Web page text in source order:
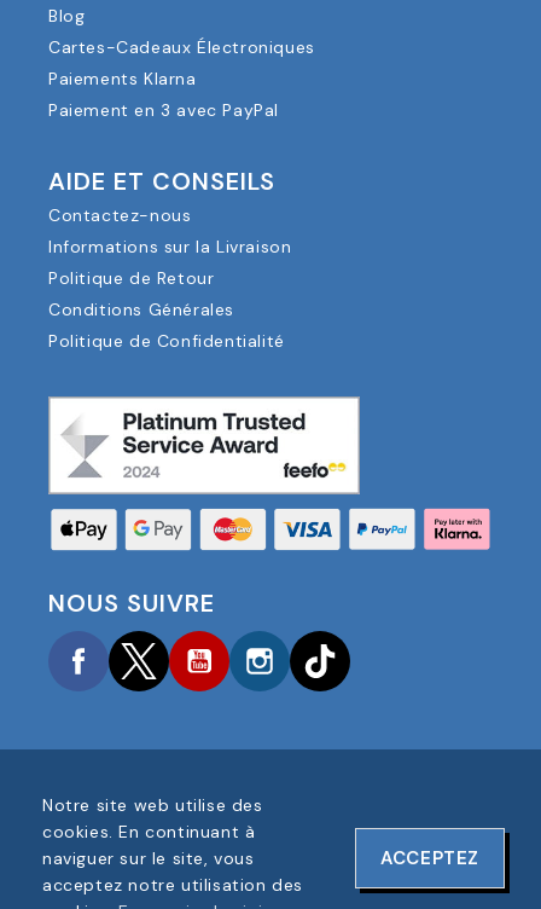
Blog
Cartes-Cadeaux Électroniques
Paiements Klarna
Paiement en 3 avec PayPal
AIDE ET CONSEILS
Contactez-nous
Informations sur la Livraison
Politique de Retour
Conditions Générales
Politique de Confidentialité
NOUS SUIVRE
FacebookTwitterYouTubeInstagram
COPYRIGHT © 2025 FOOTBALL AMERICA UK TOUS
DROITS RÉSERVÉS
NUMÉRO D'ENREGISTREMENT DE L'ENTREPRISE :
06354287
Notre site web utilise des
cookies. En continuant à
naviguer sur le site, vous
acceptez notre utilisation des
ACCEPTEZ